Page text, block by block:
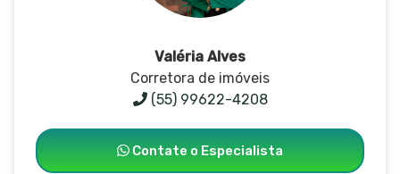
Valéria Alves
Corretora de imóveis
(55) 99622-4208
Contate o Especialista